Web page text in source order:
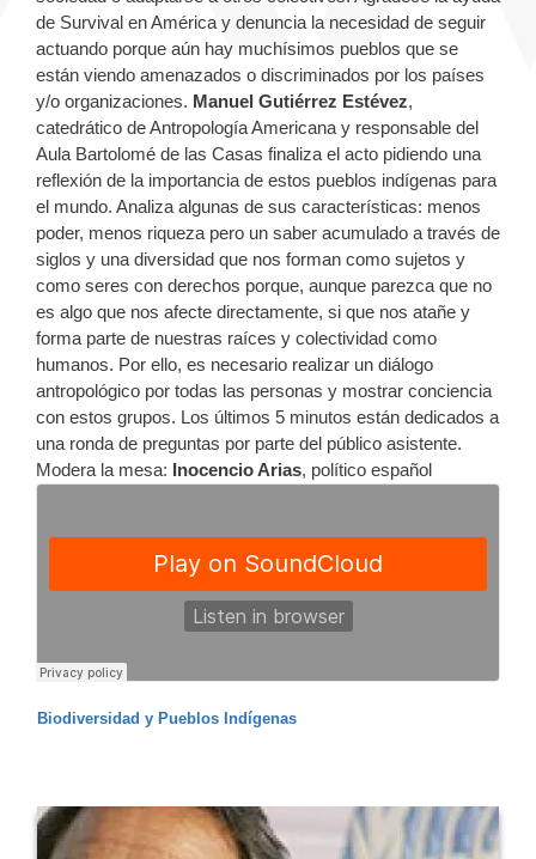
de Survival en América y denuncia la necesidad de seguir
actuando porque aún hay muchísimos pueblos que se
están viendo amenazados o discriminados por los países
y/o organizaciones. Manuel Gutiérrez Estévez,
catedrático de Antropología Americana y responsable del
Aula Bartolomé de las Casas finaliza el acto pidiendo una
reflexión de la importancia de estos pueblos indígenas para
el mundo. Analiza algunas de sus características: menos
poder, menos riqueza pero un saber acumulado a través de
siglos y una diversidad que nos forman como sujetos y
como seres con derechos porque, aunque parezca que no
es algo que nos afecte directamente, si que nos atañe y
forma parte de nuestras raíces y colectividad como
humanos. Por ello, es necesario realizar un diálogo
antropológico por todas las personas y mostrar conciencia
con estos grupos. Los últimos 5 minutos están dedicados a
una ronda de preguntas por parte del público asistente.
Modera la mesa: Inocencio Arias, político español
Biodiversidad y Pueblos Indígenas